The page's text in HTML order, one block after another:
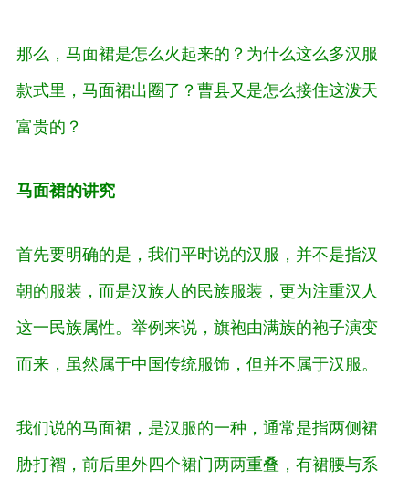
那么，马面裙是怎么火起来的？为什么这么多汉服
款式里，马面裙出圈了？曹县又是怎么接住这泼天
富贵的？
马面裙的讲究
首先要明确的是，我们平时说的汉服，并不是指汉
朝的服装，而是汉族人的民族服装，更为注重汉人
这一民族属性。举例来说，旗袍由满族的袍子演变
而来，虽然属于中国传统服饰，但并不属于汉服。
我们说的马面裙，是汉服的一种，通常是指两侧裙
胁打褶，前后里外四个裙门两两重叠，有裙腰与系